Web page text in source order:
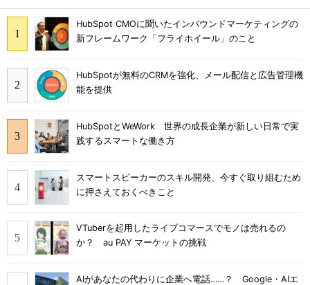
HubSpot CMOに聞いたインバウンドマーケティングの
新フレームワーク「フライホイール」のこと
HubSpotが無料のCRMを強化、メール配信と広告管理機
能を提供
HubSpotとWeWork 世界の成長企業が新しい日常で実
践するスマートな働き方
スマートスピーカーのスキル開発、今すぐ取り組むため
に押さえておくべきこと
VTuberを起用したライブコマースでモノは売れるの
か？ au PAY マーケットの挑戦
AIがあなたの代わりに企業へ電話……？ Google・AIエ